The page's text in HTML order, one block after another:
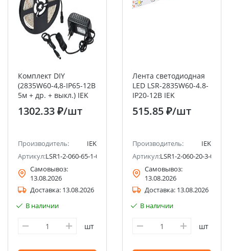
Комплект DIY
(2835W60-4,8-IP65-12В
5м + др. + выкл.) IEK
1302.33 ₽/шт
Производитель:
IEK
Артикул:LSR1-2-060-65-1-05-S1
Самовывоз:
13.08.2026
Доставка: 13.08.2026
В наличии
шт
Лента светодиодная
LED LSR-2835W60-4.8-
IP20-12В IEK
515.85 ₽/шт
Производитель:
IEK
Артикул:LSR1-2-060-20-3-05
Самовывоз:
13.08.2026
Доставка: 13.08.2026
В наличии
шт